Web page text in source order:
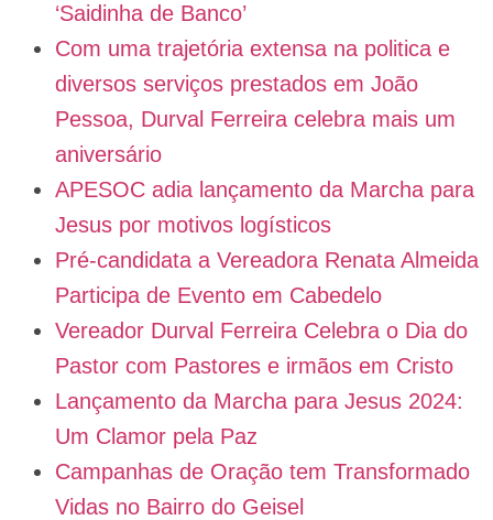
‘Saidinha de Banco’
Com uma trajetória extensa na politica e
diversos serviços prestados em João
Pessoa, Durval Ferreira celebra mais um
aniversário
APESOC adia lançamento da Marcha para
Jesus por motivos logísticos
Pré-candidata a Vereadora Renata Almeida
Participa de Evento em Cabedelo
Vereador Durval Ferreira Celebra o Dia do
Pastor com Pastores e irmãos em Cristo
Lançamento da Marcha para Jesus 2024:
Um Clamor pela Paz
Campanhas de Oração tem Transformado
Vidas no Bairro do Geisel